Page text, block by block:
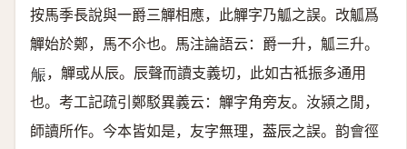
按馬季長說與一爵三觶相應，此觶字乃觚之誤。改觚爲
觶始於鄭，馬不尒也。馬注論語云：爵一升，觚三升。
𧣨 ，觶或从辰。 辰聲而讀支義切，此如古袛振多通用
也。考工記疏引鄭駁異義云：觶字角旁友。汝潁之閒，
師讀所作。今本皆如是，友字無理，葢辰之誤。韵會徑